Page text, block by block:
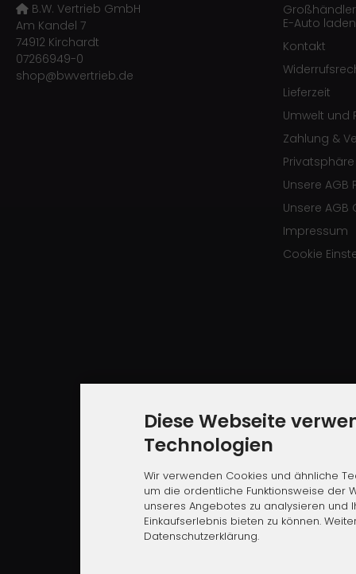
B.W. Vertrieb GmbH
Am Kandel 7
74912 Kirchardt
07266949-0
shop@bwvertrieb.de
Großhändler
E-Auto laden
Kontakt
Lieferzeit
Umwelt und
Zahlung &
Unsere AGB
Unsere
Impressum
Cookie
Diese Webseite
Technologien
Wir verwenden Cookies und ähnliche
um die ordentliche Funktionsweise der
unseres Angebotes zu analysieren und
Einkaufserlebnis bieten zu können.
Datenschutzerklärung.